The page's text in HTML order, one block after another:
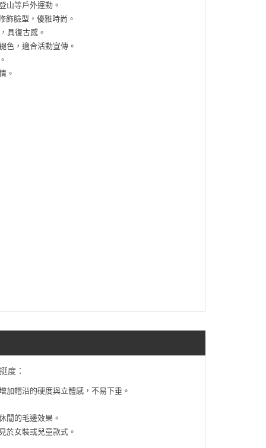
山等戶外運動。
飾臉型，優雅時尚。
具復古感。
色，適合活動宣傳。
。
度：
加帽沿的硬度與立體感，不易下垂。
閒的毛邊效果。
於女裝或兒童款式。